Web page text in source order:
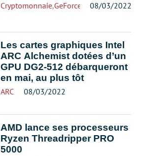
Cryptomonnaie,GeForce NVIDIA
08/03/2022
Les cartes graphiques Intel
ARC Alchemist dotées d’un
GPU DG2-512 débarqueront
en mai, au plus tôt
ARC 08/03/2022
AMD lance ses processeurs
Ryzen Threadripper PRO
5000